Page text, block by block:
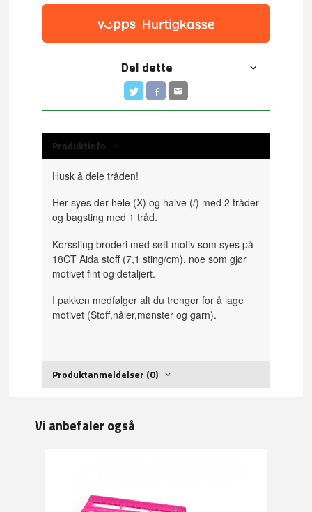
Del dette
Produktinfo
Husk å dele tråden!
Her syes der hele (X) og halve (/) med 2 tråder
og bagsting med 1 tråd.
Korssting broderi med søtt motiv som syes på
18CT Aida stoff (7,1 sting/cm), noe som gjør
motivet fint og detaljert.
I pakken medfølger alt du trenger for å lage
motivet (Stoff,nåler,mønster og garn).
Produktanmeldelser (0)
Vi anbefaler også